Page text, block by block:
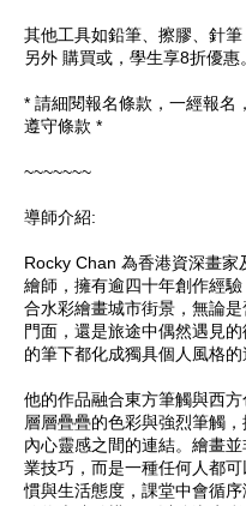
其他工具如鉛筆、擦膠、針
另外 購買或，學生享8折優惠。
* 請細閱報名條款，一經報名
遵守條款 *
~~~~~~~
導師介紹:
Rocky Chan 為香港資深畫家
繪師，擁有逾四十年創作經
合水彩繪畫城市街景，無論
門面，還是旅途中偶然遇見
的筆下都化成獨具個人風格的
他的作品融合東方筆觸與西
層層疊疊的色彩與強烈筆觸
內心靈感之間的連結。繪畫
業技巧，而是一種任何人都
慣與生活態度，課堂中會循